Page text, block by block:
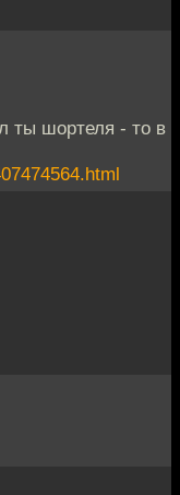
ты шортеля - то в